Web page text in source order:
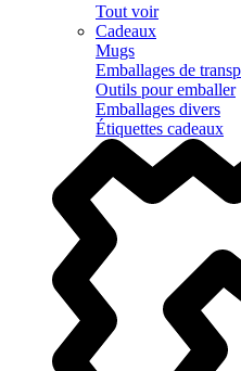
Tout voir
Cadeaux
Mugs
Emballages de
Outils pour emballer
Emballages divers
Étiquettes cadeaux